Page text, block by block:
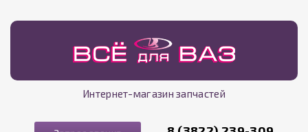
Интернет-магазин запчастей